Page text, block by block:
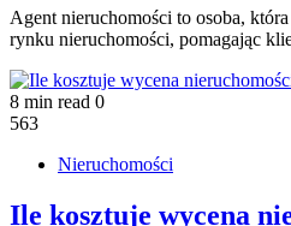
Agent nieruchomości to osoba,
rynku nieruchomości, pomagając
8 min read 0
563
Nieruchomości
Ile kosztuje wycena